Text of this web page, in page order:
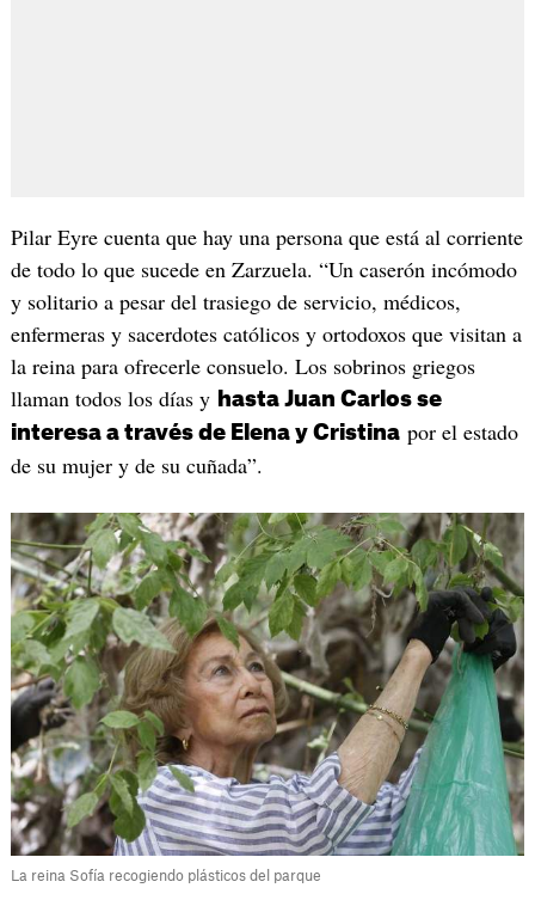
Pilar Eyre cuenta que hay una persona que está al corriente
de todo lo que sucede en Zarzuela. “Un caserón incómodo
y solitario a pesar del trasiego de servicio, médicos,
enfermeras y sacerdotes católicos y ortodoxos que visitan a
la reina para ofrecerle consuelo. Los sobrinos griegos
llaman todos los días y hasta Juan Carlos se
interesa a través de Elena y Cristinapor el estado
de su mujer y de su cuñada”.
La reina Sofía recogiendo plásticos del parque